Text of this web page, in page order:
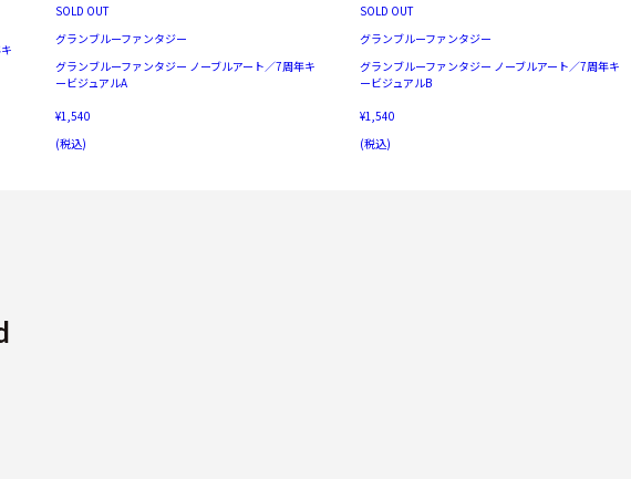
SOLD OUT
グランブルーファンタジー
グランブルーファンタジー ノーブルアート／7周年キ
ービジュアルA
¥1,540
(税込)
SOLD OUT
グランブルーファンタジー
グランブルーファンタジー ノーブルアート／7周年キ
ービジュアルB
¥1,540
(税込)